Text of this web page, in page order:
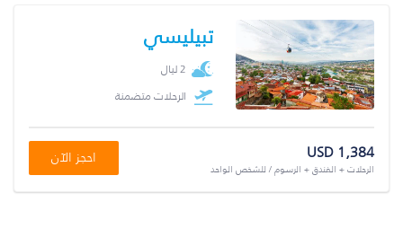
تبيليسي
2 ليال
الرحلات متضمنة
USD 1,384
الرحلات + الفندق + الرسوم / للشخص الواحد
احجز الآن